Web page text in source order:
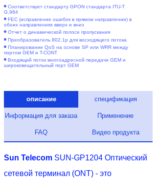
Соответствует стандарту GPON стандарта ITU-T
G.984
FEC (исправление ошибок в прямом направлении) в
обоих направлениях вверх и вниз
Отчет о динамической полосе пропускания
Преобразователь 802.1p для восходящего потока
Планирование QoS на основе SP или WRR между
портом GEM и T-CONT
Входящий поток многоадресной передачи GEM и
широковещательный порт GEM
описание спецификация
Информация для заказа Применение
FAQ Видео продукта
Sun Telecom SUN-GP1204 Оптический
сетевой терминал (ONT) - это